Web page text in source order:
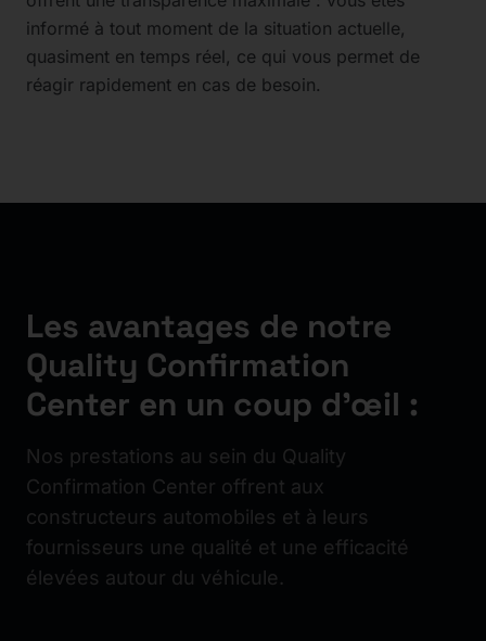
informé à tout moment de la situation actuelle,
quasiment en temps réel, ce qui vous permet de
réagir rapidement en cas de besoin.
Les avantages de notre
Quality Confirmation
Center en un coup d'œil :
Nos prestations au sein du Quality
Confirmation Center offrent aux
constructeurs automobiles et à leurs
fournisseurs une qualité et une efficacité
élevées autour du véhicule.